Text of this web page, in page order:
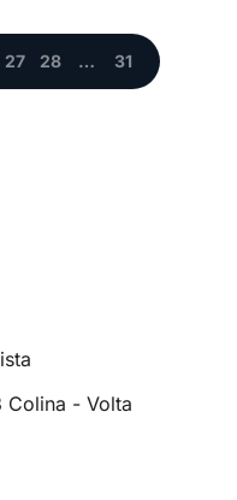
27 28 … 31
Colina - Volta